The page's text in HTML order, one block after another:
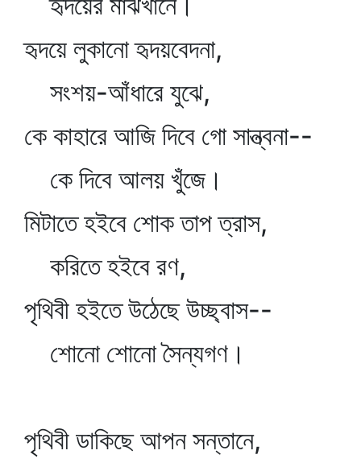
হৃদয়ে লুকানো হৃদয়বেদনা,
সংশয়-আঁধারে যুঝে,
কে কাহারে আজি দিবে গো সান্ত্বনা--
কে দিবে আলয় খুঁজে।
মিটাতে হইবে শোক তাপ ত্রাস,
করিতে হইবে রণ,
পৃথিবী হইতে উঠেছে উচ্ছ্বাস--
শোনো শোনো সৈন্যগণ।
পৃথিবী ডাকিছে আপন সন্তানে,